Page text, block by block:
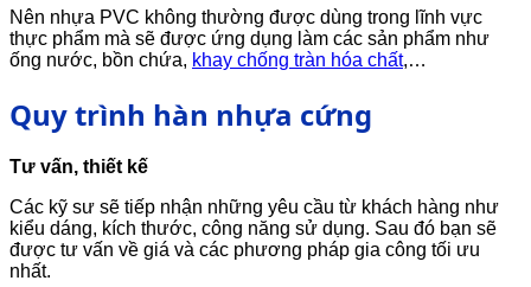
Nên nhựa PVC không thường được dùng trong lĩnh vực
thực phẩm mà sẽ được ứng dụng làm các sản phẩm như
ống nước, bồn chứa, khay chống tràn hóa chất,…
Quy trình hàn nhựa cứng
Tư vấn, thiết kế
Các kỹ sư sẽ tiếp nhận những yêu cầu từ khách hàng như
kiểu dáng, kích thước, công năng sử dụng. Sau đó bạn sẽ
được tư vấn về giá và các phương pháp gia công tối ưu
nhất.